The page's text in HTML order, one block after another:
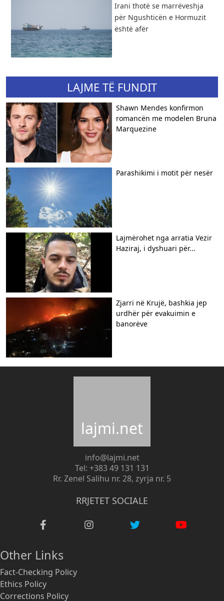
Irani thotë se marrëveshja
për Ngushticën e Hormuzit
është afër
LAJME TË FUNDIT
Shawn Mendes konfirmon
romancën me modelen Bruna
Marquezine
Parashikimi i motit për nesër
Lajmërohet nga arratia Vezir
Haziraj, i dyshuari për...
Zjarri në Krujë, bashkia jep
urdhër për evakuimin e
banorëve
lajmi.net
info@lajmi.net
Tel: +383 49 131 131
Rr. Zenel Salihu nr. 28, zyrja nr. 5
RRJETET SOCIALE
Other Links
Fact-Checking Policy
Ethics Policy
Corrections Policy